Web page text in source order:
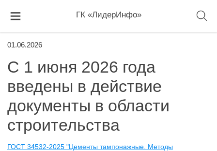
ГК «ЛидерИнфо»
01.06.2026
С 1 июня 2026 года
введены в действие
документы в области
строительства
ГОСТ 34532-2025 "Цементы тампонажные. Методы